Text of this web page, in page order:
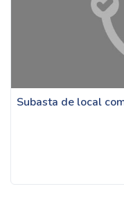
Subasta de local